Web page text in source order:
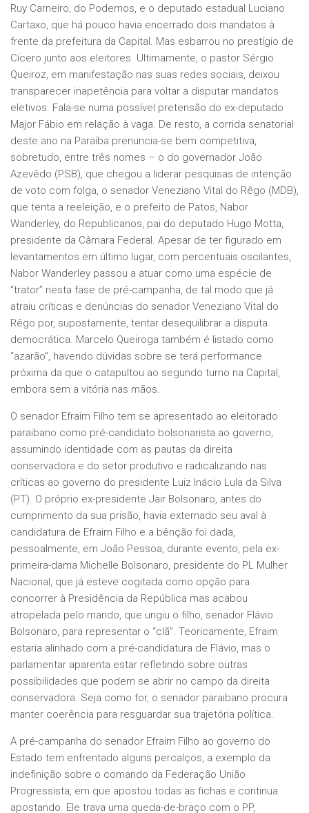
Ruy Carneiro, do Podemos, e o deputado estadual Luciano
Cartaxo, que há pouco havia encerrado dois mandatos à
frente da prefeitura da Capital. Mas esbarrou no prestígio de
Cícero junto aos eleitores. Ultimamente, o pastor Sérgio
Queiroz, em manifestação nas suas redes sociais, deixou
transparecer inapetência para voltar a disputar mandatos
eletivos. Fala-se numa possível pretensão do ex-deputado
Major Fábio em relação à vaga. De resto, a corrida senatorial
deste ano na Paraíba prenuncia-se bem competitiva,
sobretudo, entre três nomes – o do governador João
Azevêdo (PSB), que chegou a liderar pesquisas de intenção
de voto com folga, o senador Veneziano Vital do Rêgo (MDB),
que tenta a reeleição, e o prefeito de Patos, Nabor
Wanderley, do Republicanos, pai do deputado Hugo Motta,
presidente da Câmara Federal. Apesar de ter figurado em
levantamentos em último lugar, com percentuais oscilantes,
Nabor Wanderley passou a atuar como uma espécie de
“trator” nesta fase de pré-campanha, de tal modo que já
atraiu críticas e denúncias do senador Veneziano Vital do
Rêgo por, supostamente, tentar desequilibrar a disputa
democrática. Marcelo Queiroga também é listado como
“azarão”, havendo dúvidas sobre se terá performance
próxima da que o catapultou ao segundo turno na Capital,
embora sem a vitória nas mãos.
O senador Efraim Filho tem se apresentado ao eleitorado
paraibano como pré-candidato bolsonarista ao governo,
assumindo identidade com as pautas da direita
conservadora e do setor produtivo e radicalizando nas
críticas ao governo do presidente Luiz Inácio Lula da Silva
(PT). O próprio ex-presidente Jair Bolsonaro, antes do
cumprimento da sua prisão, havia externado seu aval à
candidatura de Efraim Filho e a bênção foi dada,
pessoalmente, em João Pessoa, durante evento, pela ex-
primeira-dama Michelle Bolsonaro, presidente do PL Mulher
Nacional, que já esteve cogitada como opção para
concorrer à Presidência da República mas acabou
atropelada pelo marido, que ungiu o filho, senador Flávio
Bolsonaro, para representar o “clã”. Teoricamente, Efraim
estaria alinhado com a pré-candidatura de Flávio, mas o
parlamentar aparenta estar refletindo sobre outras
possibilidades que podem se abrir no campo da direita
conservadora. Seja como for, o senador paraibano procura
manter coerência para resguardar sua trajetória política.
A pré-campanha do senador Efraim Filho ao governo do
Estado tem enfrentado alguns percalços, a exemplo da
indefinição sobre o comando da Federação União
Progressista, em que apostou todas as fichas e continua
apostando. Ele trava uma queda-de-braço com o PP,